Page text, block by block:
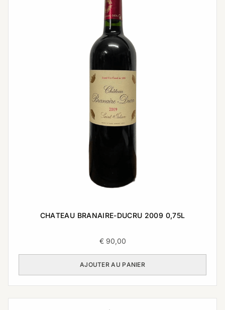
CHATEAU BRANAIRE-DUCRU 2009 0,75L
€90,00
AJOUTER AU PANIER